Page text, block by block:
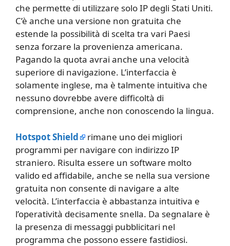
che permette di utilizzare solo IP degli Stati Uniti.
C’è anche una versione non gratuita che
estende la possibilità di scelta tra vari Paesi
senza forzare la provenienza americana.
Pagando la quota avrai anche una velocità
superiore di navigazione. L’interfaccia è
solamente inglese, ma è talmente intuitiva che
nessuno dovrebbe avere difficoltà di
comprensione, anche non conoscendo la lingua.
Hotspot Shield
rimane uno dei migliori
programmi per navigare con indirizzo IP
straniero. Risulta essere un software molto
valido ed affidabile, anche se nella sua versione
gratuita non consente di navigare a alte
velocità. L’interfaccia è abbastanza intuitiva e
l’operatività decisamente snella. Da segnalare è
la presenza di messaggi pubblicitari nel
programma che possono essere fastidiosi.